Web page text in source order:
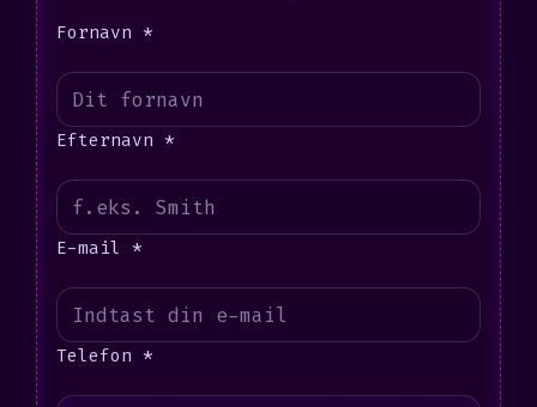
Fornavn *
Efternavn *
E-mail *
Telefon *